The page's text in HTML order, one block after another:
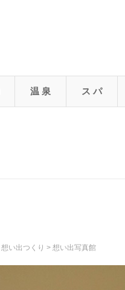
温 泉 ス パ
想い出つくり > 想い出写真館